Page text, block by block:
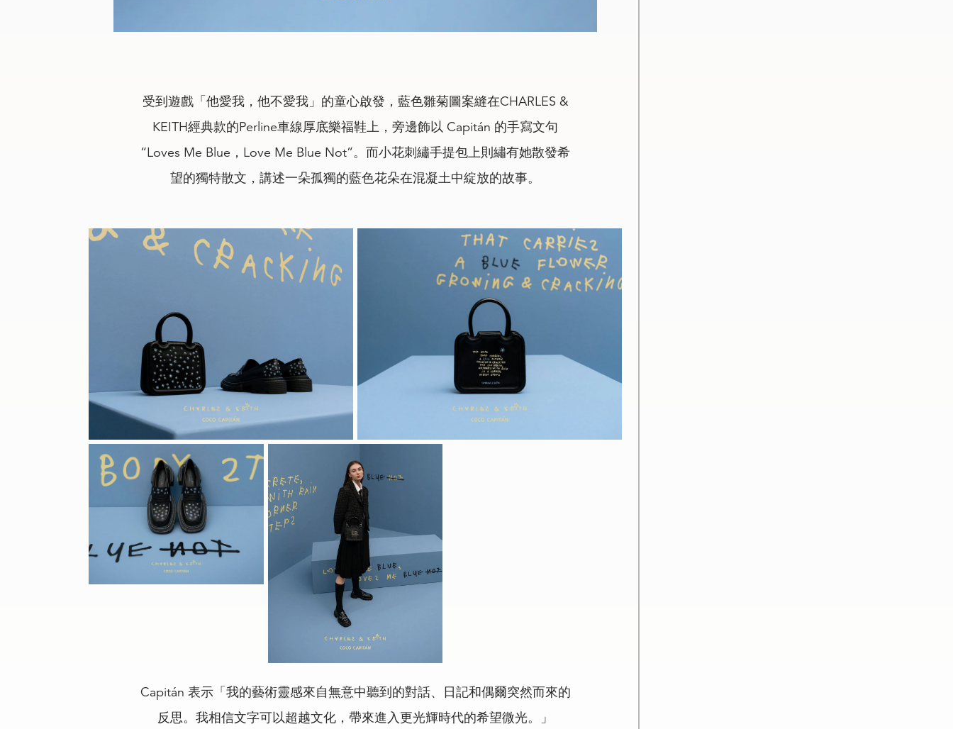
受到遊戲「他愛我，他不愛我」的童心啟發，藍色雛菊圖案縫在CHARLES &
KEITH經典款的Perline車線厚底樂福鞋上，旁邊飾以 Capitán 的手寫文句
“Loves Me Blue，Love Me Blue Not”。而小花刺繡手提包上則繡有她散發希
望的獨特散文，講述一朵孤獨的藍色花朵在混凝土中綻放的故事。
Capitán 表示「我的藝術靈感來自無意中聽到的對話、日記和偶爾突然而來的
反思。我相信文字可以超越文化，帶來進入更光輝時代的希望微光。」